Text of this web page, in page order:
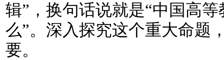
辑”，换句话说就是“中国高
么”。深入探究这个重大命题
要。